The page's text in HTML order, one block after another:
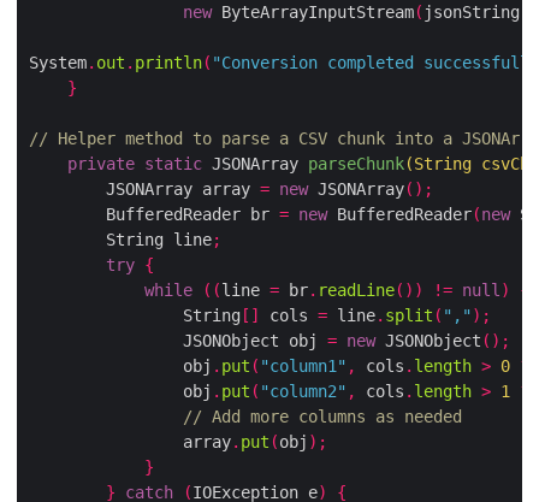
new ByteArrayInputStream( jsonString
System. out . println( "Conversion completed
}
// Helper method to parse a CSV chunk into a
private static JSONArray parseChunk(String
        JSONArray array
= new JSONArray();
        BufferedReader br
= new BufferedReader(new
        String line
;
try {
while
((line = br. readLine()) != null )
{
                String
[] cols = line. split ( "," );
                JSONObject obj
= new JSONObject ();
                obj
. put ( "column1" , cols . length > 0 ?
                obj
. put ( "column2" , cols . length > 1 ?
// Add more columns as needed
                array
. put (obj );
}
}
catch (IOException e)
{